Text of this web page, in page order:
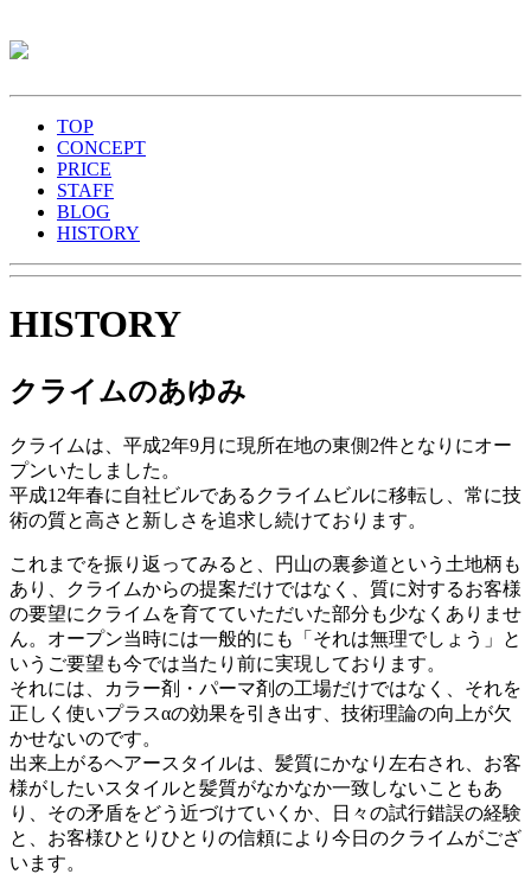
TOP
CONCEPT
PRICE
STAFF
BLOG
HISTORY
HISTORY
クライムのあゆみ
クライムは、平成2年9月に現所在地の東側2件となりにオー
プンいたしました。
平成12年春に自社ビルであるクライムビルに移転し、常に技
術の質と高さと新しさを追求し続けております。
これまでを振り返ってみると、円山の裏参道という土地柄も
あり、クライムからの提案だけではなく、質に対するお客様
の要望にクライムを育てていただいた部分も少なくありませ
ん。オープン当時には一般的にも「それは無理でしょう」と
いうご要望も今では当たり前に実現しております。
それには、カラー剤・パーマ剤の工場だけではなく、それを
正しく使いプラスαの効果を引き出す、技術理論の向上が欠
かせないのです。
出来上がるヘアースタイルは、髪質にかなり左右され、お客
様がしたいスタイルと髪質がなかなか一致しないこともあ
り、その矛盾をどう近づけていくか、日々の試行錯誤の経験
と、お客様ひとりひとりの信頼により今日のクライムがござ
います。